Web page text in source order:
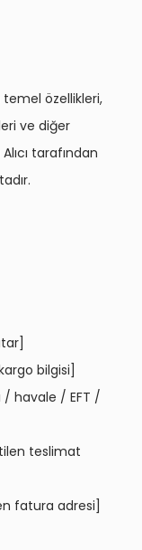
temel özellikleri,
ve diğer
tarafından
bilgisi]
/ havale / EFT /
teslimat
fatura adresi]